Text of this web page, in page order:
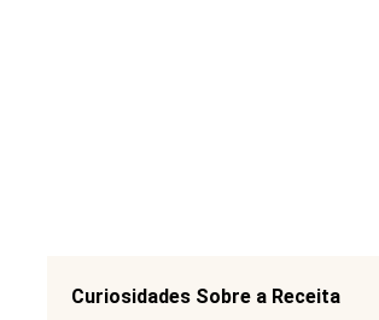
Curiosidades Sobre a Receita